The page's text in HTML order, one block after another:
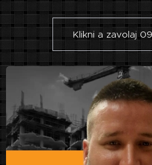
Klikni a zavolaj